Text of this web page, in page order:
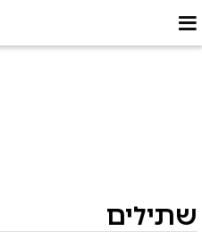
שתילים